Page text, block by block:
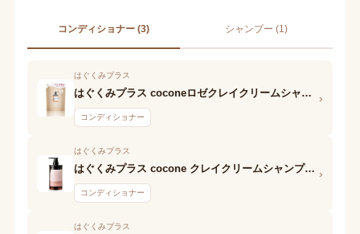
コンディショナー (3) シャンプー (1)
はぐくみプラス
はぐくみプラス coconeロゼクレイクリームシャンプー
コンディショナー
›
はぐくみプラス
はぐくみプラス cocone クレイクリームシャンプースムース
コンディショナー
›
はぐくみプラス